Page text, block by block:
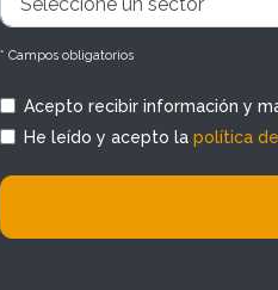
* Campos obligatorios
Acepto recibir información y
He leído y acepto la política